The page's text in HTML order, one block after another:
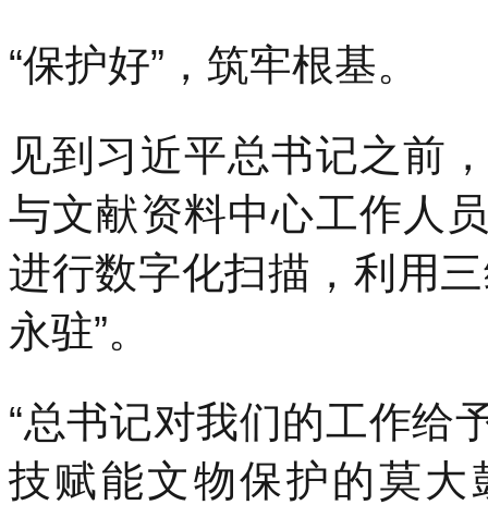
“保护好”，筑牢根基。
见到习近平总书记之前
与文献资料中心工作人
进行数字化扫描，利用
永驻”。
“总书记对我们的工作给
技赋能文物保护的莫大